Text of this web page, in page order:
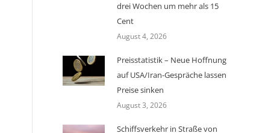
drei Wochen um mehr als 15
Cent
August 4, 2026
Preisstatistik – Neue Hoffnung
auf USA/Iran-Gespräche lassen
Preise sinken
August 3, 2026
Schiffsverkehr in Straße von